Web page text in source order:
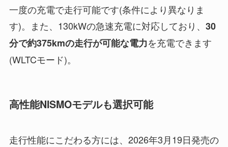
一度の充電で走行可能です(条件により異なりま
す)。また、130kWの急速充電に対応しており、 30
分で約375kmの走行が可能な電力を充電できます
(WLTCモード)。
高性能NISMOモデルも選択可能
走行性能にこだわる方には、2026年3月19日発売の